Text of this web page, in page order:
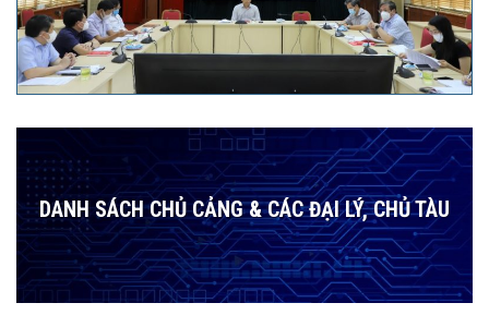
DANH SÁCH CHỦ CẢNG & CÁC ĐẠI LÝ, CHỦ TÀU